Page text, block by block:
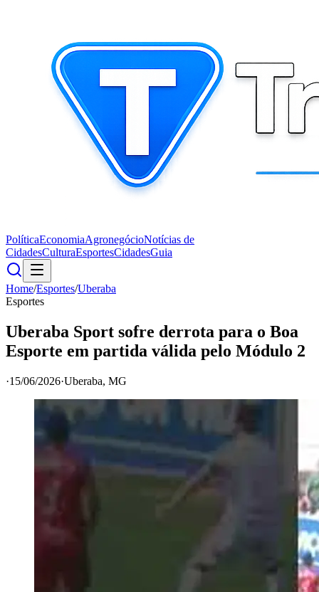
PolíticaEconomiaAgronegócioNotícias de
CidadesCulturaEsportesCidadesGuia
Home/Esportes/Uberaba
Esportes
Uberaba Sport sofre derrota para o Boa
Esporte em partida válida pelo Módulo 2
·15/06/2026·Uberaba, MG